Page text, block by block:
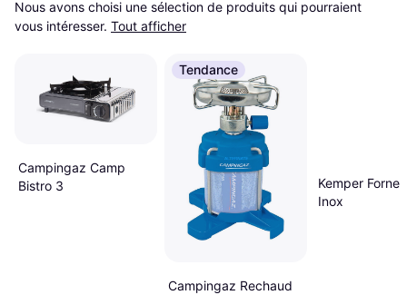
Nous avons choisi une sélection de produits qui pourraient
vous intéresser. Tout afficher
Campingaz Camp
Bistro 3
Tendance
Campingaz Rechaud
Kemper
Inox